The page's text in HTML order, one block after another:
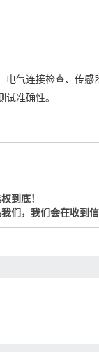
气连接检查、传感
准确性。
到底！
们，我们会在收到信